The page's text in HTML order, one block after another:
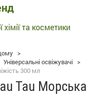
та косметики
>
Універсальні освіжувачі >
300 мл
Tau Морська